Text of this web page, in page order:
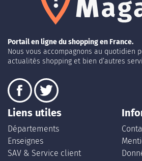
Portail en ligne du shopping en France.
Nous vous accompagnons au quotidien
actualités shopping et bien d’autres
Liens utiles
Départements
Enseignes
SAV & Service client